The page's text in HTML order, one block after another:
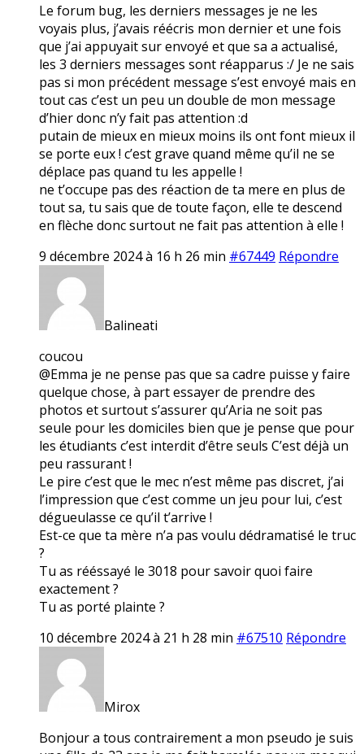
Le forum bug, les derniers messages je ne les
voyais plus, j’avais réécris mon dernier et une fois
que j’ai appuyait sur envoyé et que sa a actualisé,
les 3 derniers messages sont réapparus :/ Je ne sais
pas si mon précédent message s’est envoyé mais en
tout cas c’est un peu un double de mon message
d’hier donc n’y fait pas attention :d
putain de mieux en mieux moins ils ont font mieux il
se porte eux ! c’est grave quand même qu’il ne se
déplace pas quand tu les appelle !
ne t’occupe pas des réaction de ta mere en plus de
tout sa, tu sais que de toute façon, elle te descend
en flèche donc surtout ne fait pas attention à elle !
9 décembre 2024 à 16 h 26 min #67449 Répondre
Balineati
coucou
@Emma je ne pense pas que sa cadre puisse y faire
quelque chose, à part essayer de prendre des
photos et surtout s’assurer qu’Aria ne soit pas
seule pour les domiciles bien que je pense que pour
les étudiants c’est interdit d’être seuls C’est déjà un
peu rassurant !
Le pire c’est que le mec n’est même pas discret, j’ai
l’impression que c’est comme un jeu pour lui, c’est
dégueulasse ce qu’il t’arrive !
Est-ce que ta mère n’a pas voulu dédramatisé le truc
?
Tu as rééssayé le 3018 pour savoir quoi faire
exactement ?
Tu as porté plainte ?
10 décembre 2024 à 21 h 28 min #67510 Répondre
Mirox
Bonjour a tous contrairement a mon pseudo je suis